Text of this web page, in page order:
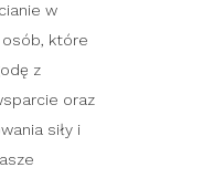
w
które
z
oraz
siły i